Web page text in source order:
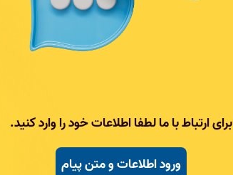
برای ارتباط با ما لطفا اطلاعات خود را وارد کنید.
ورود اطلاعات و متن پیام